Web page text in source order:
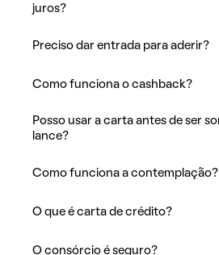
juros?
Preciso dar entrada para aderir?
Como funciona o cashback?
Posso usar a carta antes de ser
lance?
Como funciona a contemplação?
O que é carta de crédito?
O consórcio é seguro?